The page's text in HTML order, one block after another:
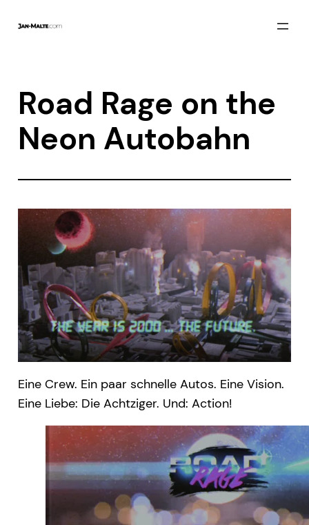
Inhalt
Road Rage on the
Neon Autobahn
Eine Crew. Ein paar schnelle Autos. Eine Vision.
Eine Liebe: Die Achtziger. Und: Action!